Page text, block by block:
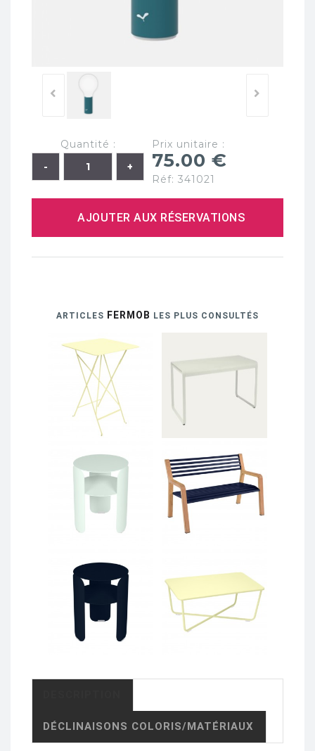
Quantité : Prix unitaire :
75.00 €
Réf: 341021
AJOUTER AUX RÉSERVATIONS
ARTICLES FERMOB LES PLUS CONSULTÉS
DÉCLINAISONS COLORIS/MATÉRIAUX